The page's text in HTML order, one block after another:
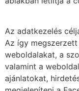
Az adatkezelés
Az így
weboldalakat, a
valamint a
ajánlatokat,